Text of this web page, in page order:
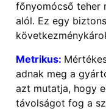
főnyomócső teher
alól. Ez egy
Metrikus:
adnak meg a
azt mutatja, hogy
távolságot fog a